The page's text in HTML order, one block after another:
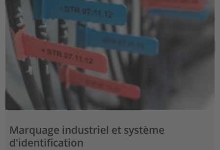
Marquage industriel et système
d'identification